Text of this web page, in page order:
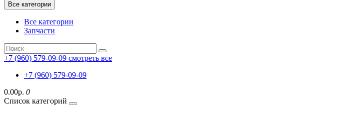
Все категории
Все категории
Запчасти
+7 (960) 579-09-09 смотреть все
+7 (960) 579-09-09
0.00р. 0
Список категорий